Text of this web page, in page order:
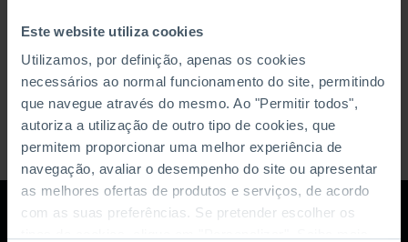
Este website utiliza cookies
Utilizamos, por definição, apenas os cookies
necessários ao normal funcionamento do site, permitindo
que navegue através do mesmo. Ao "Permitir todos",
autoriza a utilização de outro tipo de cookies, que
permitem proporcionar uma melhor experiência de
navegação, avaliar o desempenho do site ou apresentar
as melhores ofertas de produtos e serviços, de acordo
com as suas preferências. Se pretender escolher os